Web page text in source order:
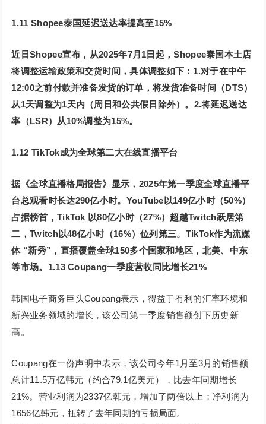
1.11 Shopee泰国延迟送达率提高至15%
近日Shopee宣布，从2025年7月1日起，Shopee泰国本土店
将调整运输政策和交货时间，具体调整如下：1.对于在中午
12:00之前付款并准备发货的订单，将发货准备时间（DTS）
从1天调整为1天内（周日和公共假日除外）。2.将延迟送达
率（LSR）从10%调整为15%。
1.12 TikTok成为全球第二大在线直播平台
据《全球直播格局报告》显示，2025年第一季度全球直播平
台总观看时长达290亿小时。YouTube以149亿小时（50%）
占据榜首，TikTok 以80亿小时（27%）超越Twitch跃居第
二，Twitch以48亿小时（16%）位列第三。TikTok作为流媒
体 “新秀”，直播覆盖全球150多个国家和地区，北美、中东
等市场。 1.13Coupang一季度营收同比增长21%
韩国电子商务巨头Coupang表示，得益于有利的汇率环境和
新兴业务领域的增长，该公司第一季度销售额创下历史新
高。
Coupang在一份声明中表示，该公司今年1月至3月的销售额
总计11.5万亿韩元（约合79.1亿美元），比去年同期增长
21%。营业利润为2337亿韩元，增加了两倍以上；净利润为
1656亿韩元，扭转了去年同期的亏损局面。